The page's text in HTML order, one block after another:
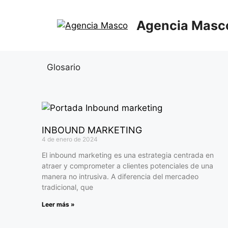
Agencia
Glosario
INBOUND MARKETING
4 de enero de 2024
El inbound marketing es una estrategia centrada en
atraer y comprometer a clientes potenciales de una
manera no intrusiva. A diferencia del mercadeo
tradicional, que
Leer más »